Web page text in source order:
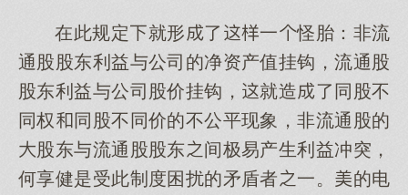
在此规定就形了一怪胎：非流
通股股东利益与公司的净资产值挂钩，流通股
股东利益与公司股价挂钩，就造了同股不
同权同股不同价的不公平现象，非流通股的
股东与流通股股东间极易产生利益冲突，
何享健是受此制度困扰的矛盾者一。的电